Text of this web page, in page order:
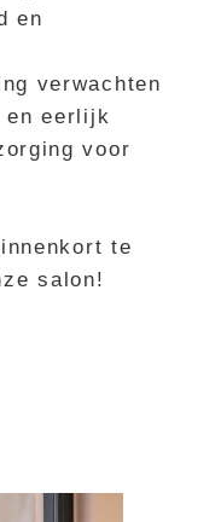
en
verwachten
en eerlijk
voor
te
salon!